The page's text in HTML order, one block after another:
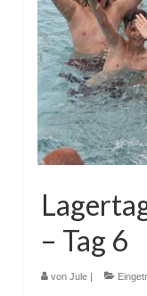
– Tag 6
von Jule |